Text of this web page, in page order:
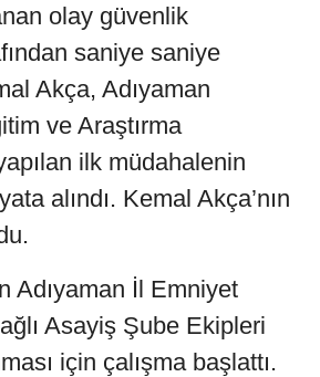
olay güvenlik
saniye saniye
Akça, Adıyaman
ve Araştırma
ilk müdahalenin
alındı. Kemal Akça’nın
Adıyaman İl Emniyet
Asayiş Şube Ekipleri
için çalışma başlattı.